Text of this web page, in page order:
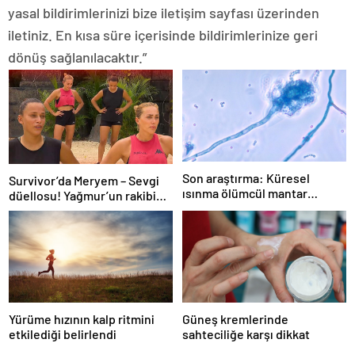
yasal bildirimlerinizi bize iletişim sayfası üzerinden
iletiniz. En kısa süre içerisinde bildirimlerinize geri
dönüş sağlanılacaktır.”
Survivor’da Meryem – Sevgi
düellosu! Yağmur’un rakibi
belli oldu
Son araştırma: Küresel
ısınma ölümcül mantar
hastalığını yayabilir
Yürüme hızının kalp ritmini
etkilediği belirlendi
Güneş kremlerinde
sahteciliğe karşı dikkat